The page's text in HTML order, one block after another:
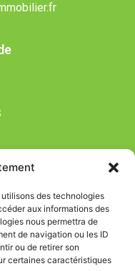
des technologies
aux informations des
nous permettra de
de navigation ou les ID
ou de retirer son
certaines caractéristiques